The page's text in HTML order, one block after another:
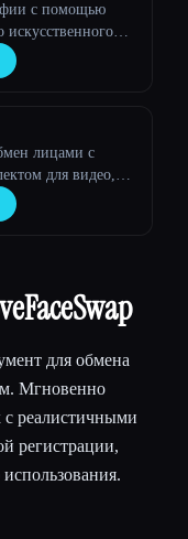
с помощью
искусственного
лицами с
для видео,
для обмена
Мгновенно
реалистичными
регистрации,